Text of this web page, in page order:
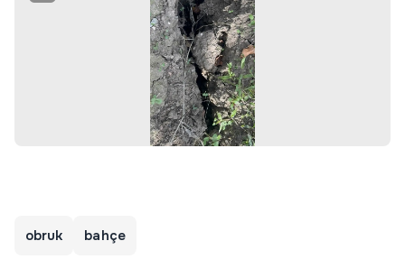
obruk bahçe